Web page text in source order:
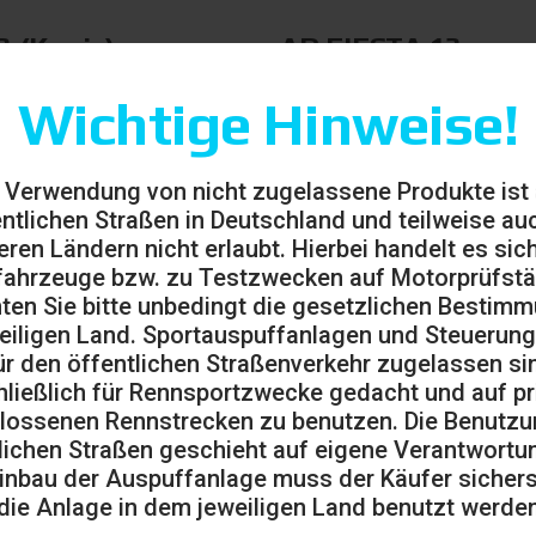
Wichtige Hinweise!
Verwendung von nicht zugelassene Produkte ist
Straßen in Deutschland und teilweise
Ländern nicht erlaubt. Hierbei handelt es
bzw. zu Testzwecken auf
Sie bitte unbedingt die gesetzlichen
Land. Sportauspuffanlagen und
den öffentlichen Straßenverkehr zugelassen
für Rennsportzwecke gedacht und auf
Rennstrecken zu benutzen. Die
Straßen geschieht auf eigene
der Auspuffanlage muss der Käufer
Anlage in dem jeweiligen Land benutzt
(Kopie)
(MwSt.
ausgeschlossen)
AD.FIESTA.13
(MwSt.
29,00
(MwSt.